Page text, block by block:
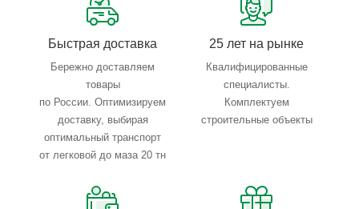
Быстрая доставка
Бережно доставляем
товары
по России. Оптимизируем
доставку, выбирая
оптимальный транспорт
от легковой до маза 20 тн
25 лет на рынке
Квалифицированные
специалисты.
Комплектуем
строительные объекты